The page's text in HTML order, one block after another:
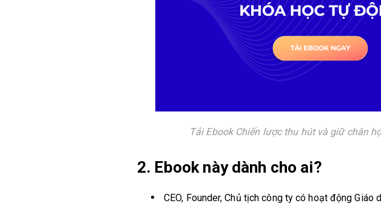
Tải Ebook Chiến lược thu hút và giữ chân
2. Ebook này dành cho ai?
CEO, Founder, Chủ tịch công ty có hoạt động Giáo